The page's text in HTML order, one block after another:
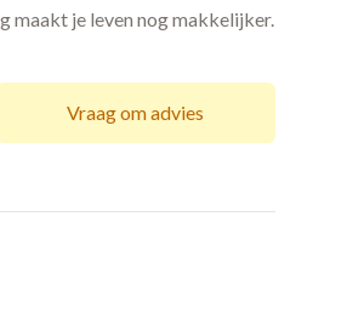
maakt je leven nog makkelijker.
Vraag om advies